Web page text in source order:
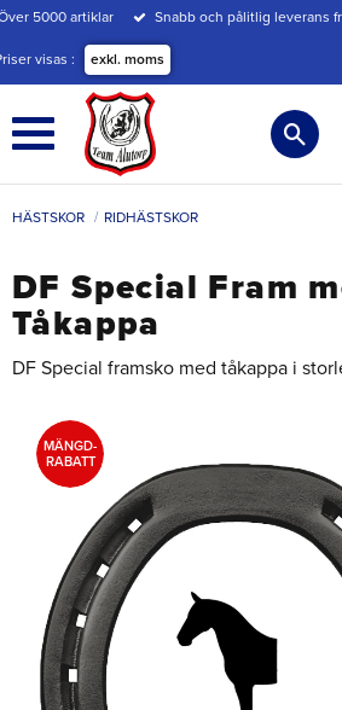
Meny
5000 artiklar Snabb och pålitlig leverans
visas exkl. moms
HÄSTSKOR RIDHÄSTSKOR
DF Special Fram
Tåkappa
DF Special framsko med tåkappa i
MÄNGD-
RABATT